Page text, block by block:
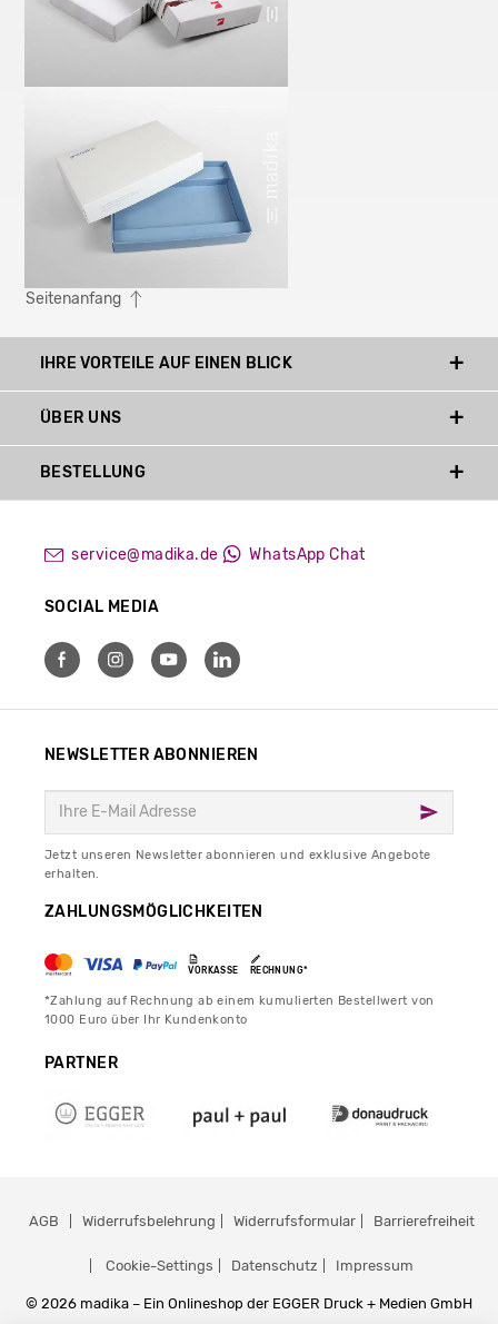
Seitenanfang
IHRE VORTEILE AUF EINEN BLICK
service@madika.de WhatsApp Chat
SOCIAL MEDIA
ÜBER UNS
BESTELLUNG
NEWSLETTER ABONNIEREN
Jetzt unseren Newsletter abonnieren und exklusive Angebote
erhalten.
ZAHLUNGSMÖGLICHKEITEN
VORKASSE RECHNUNG*
*Zahlung auf Rechnung ab einem kumulierten Bestellwert von
1000 Euro über Ihr Kundenkonto
PARTNER
© 2026 madika – Ein Onlineshop der EGGER Druck + Medien GmbH
AGB Widerrufsbelehrung Widerrufsformular Barrierefreiheit
Cookie-Settings Datenschutz Impressum